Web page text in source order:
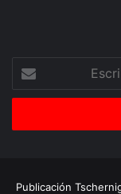
correo
Publicación